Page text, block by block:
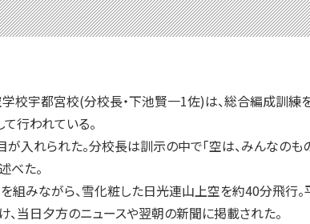
校宇都宮校(分校長・下池賢一1佐)は、総合編成訓練
行われている。
入れられた。分校長は訓示の中で「空は、みんなのも
べた。
みながら、雪化粧した日光連山上空を約40分飛行。
当日夕方のニュースや翌朝の新聞に掲載された。